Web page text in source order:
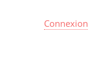
Connexion